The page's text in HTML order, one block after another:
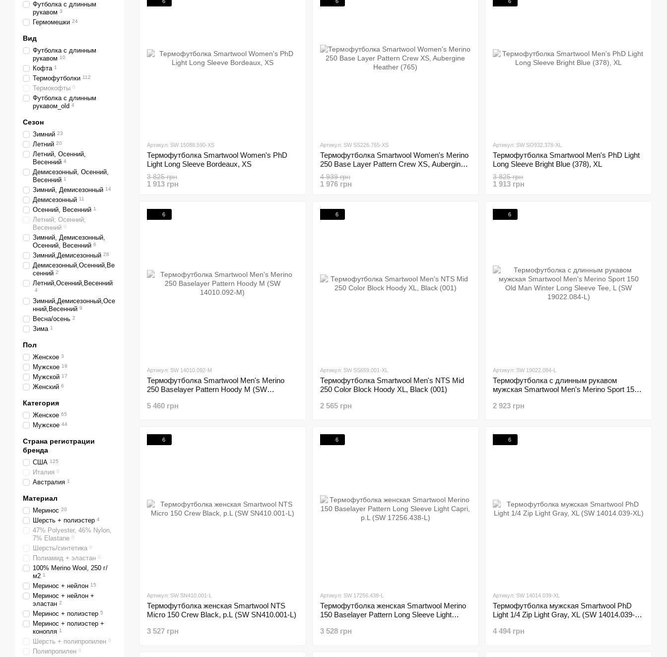
Артикул: SW 15088.590-XS
Термофутболка Smartwool Women's PhD
Light Long Sleeve Bordeaux, XS
3 825 грн
1 913 грн
Артикул: SW SS226.765-XS
Термофутболка Smartwool Women's Merino
250 Base Layer Pattern Crew XS, Aubergine
Heather (765)
4 939 грн
1 976 грн
Артикул: SW SO932.378-XL
Термофутболка Smartwool Men's PhD Light
Long Sleeve Bright Blue (378), XL
3 825 грн
1 913 грн
6
Артикул: SW 14010.092-M
Термофутболка Smartwool Men's Merino
250 Baselayer Pattern Hoody M (SW
5 460 грн
6
Артикул: SW SS659.001-XL
Термофутболка Smartwool Men's NTS Mid
250 Color Block Hoody XL, Black (001)
2 565 грн
6
Артикул: SW 19022.084-L
Термофутболка с длинным рукавом
мужская Smartwool Men's Merino Sport 150
19022.084-L)
2 923 грн
6
Артикул: SW SN410.001-L
Термофутболка женская Smartwool NTS
Micro 150 Crew Black, р.L (SW SN410.001-L)
3 527 грн
6
Артикул: SW 17256.438-L
Термофутболка женская Smartwool Merino
150 Baselayer Pattern Long Sleeve Light
3 528 грн
6
Артикул: SW 14014.039-XL
Термофутболка мужская Smartwool PhD
Light 1/4 Zip Light Gray, XL (SW 14014.039-
4 494 грн
Футболка с длинным
рукавом 3
Гермомешки 24
Вид
Футболка с длинным
рукавом 10
Кофта 1
Термофутболки 112
Термокофты 0
Футболка с длинным
рукавом_old 4
Сезон
Зимний 23
Летний 20
Летний, Осенний,
Весенний 4
Демисезонный, Осенний,
Весенний 1
Зимний, Демисезонный 14
Демисезонный 11
Осенний, Весенний 1
Летний; Осенний;
Весенний 0
Зимний, Демисезонный,
Осенний, Весенний 6
Зимний,Демисезонный 28
Демисезонный,Осенний,Ве
сенний 2
Летний,Осенний,Весенний
4
Зимний,Демисезонный,Осе
нний,Весенний 9
Весна/осень 2
Зима 1
Пол
Женское 3
Мужское 19
Мужской 17
Женский 6
Категория
Женское 65
Мужское 44
Страна регистрации
бренда
США 125
Италия 0
Австралия 1
Материал
Меринос 20
Шерсть + полиэстер 4
47% Polyester, 46% Nylon,
7% Elastane 0
Шерсть/синтетика 0
Полиамид + эластан 0
100% Merino Wool, 250 г/
м2 1
Меринос + нейлон 15
Меринос + нейлон +
эластан 2
Меринос + полиэстер 5
Меринос + полиэстер +
конопля 1
Шерсть + полипропилен 0
Полипропилен 0